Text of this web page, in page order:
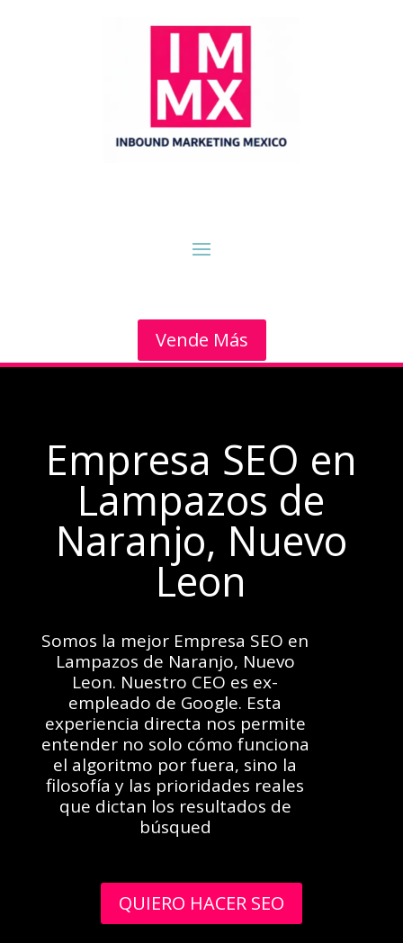
Vende Más
Empresa SEO en
Lampazos de
Naranjo, Nuevo
Leon
Somos la mejor Empresa SEO en
Lampazos de Naranjo, Nuevo
Leon. Nuestro CEO es ex-
empleado de Google. Esta
experiencia directa nos permite
entender no solo cómo funciona
el algoritmo por fuera, sino la
filosofía y las prioridades reales
que dictan los resultados de
búsqued
QUIERO HACER SEO